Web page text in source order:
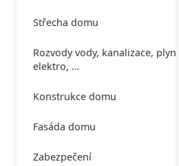
Střecha domu
Rozvody vody, kanalizace, plynu,
elektro, …
Konstrukce domu
Fasáda domu
Zabezpečení